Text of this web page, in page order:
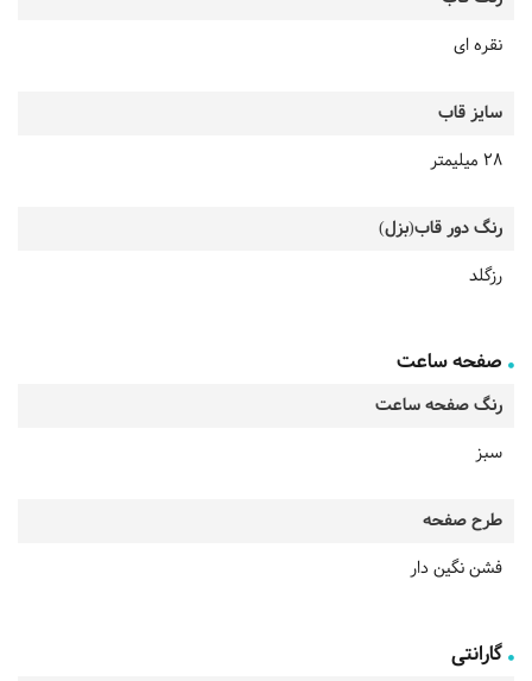
نقره ای
سایز قاب
28 میلیمتر
رنگ دور قاب(بزل)
رزگلد
صفحه ساعت
رنگ صفحه ساعت
سبز
طرح صفحه
فشن نگین دار
گارانتی